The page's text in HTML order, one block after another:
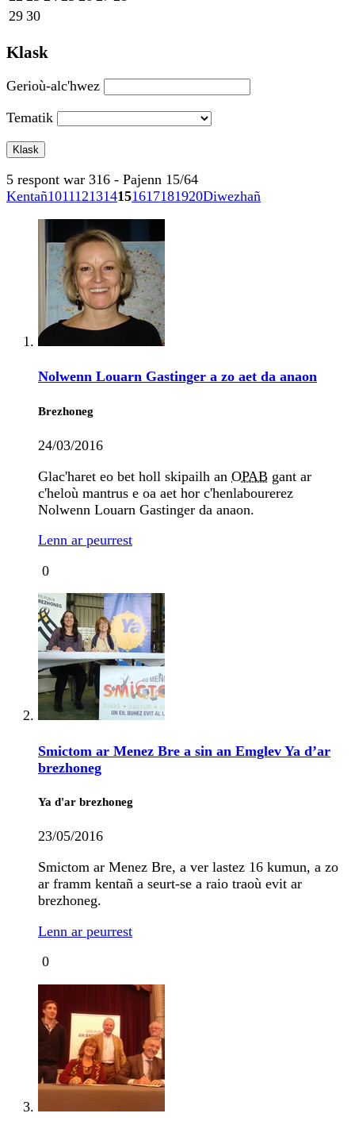
29 30
Klask
Gerioù-alc'hwez
Tematik
5 respont war 316 - Pajenn 15/64
Kentañ1011121314151617181920Diwezhañ
Nolwenn Louarn Gastinger a zo aet da anaon
Brezhoneg
24/03/2016
Glac'haret eo bet holl skipailh an OPAB gant ar
c'heloù mantrus e oa aet hor c'henlabourerez
Nolwenn Louarn Gastinger da anaon.
Lenn ar peurrest
0
Smictom ar Menez Bre a sin an Emglev Ya d’ar
brezhoneg
Ya d'ar brezhoneg
23/05/2016
Smictom ar Menez Bre, a ver lastez 16 kumun, a zo
ar framm kentañ a seurt-se a raio traoù evit ar
brezhoneg.
Lenn ar peurrest
0